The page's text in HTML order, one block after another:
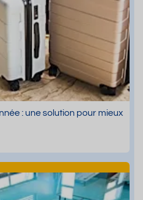
: une solution pour mieux